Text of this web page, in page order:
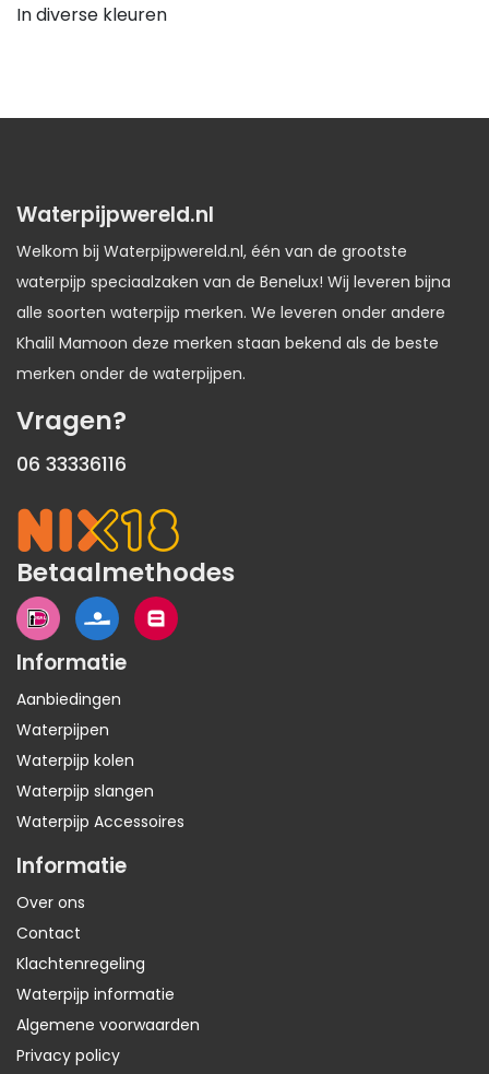
In diverse kleuren
Waterpijpwereld.nl
Welkom bij Waterpijpwereld.nl, één van de grootste
waterpijp speciaalzaken van de Benelux! Wij leveren bijna
alle soorten waterpijp merken. We leveren onder andere
Khalil Mamoon deze merken staan bekend als de beste
merken onder de waterpijpen.
Vragen?
06 33336116
Betaalmethodes
Informatie
Aanbiedingen
Waterpijpen
Waterpijp kolen
Waterpijp slangen
Waterpijp Accessoires
Informatie
Over ons
Contact
Klachtenregeling
Waterpijp informatie
Algemene voorwaarden
Privacy policy